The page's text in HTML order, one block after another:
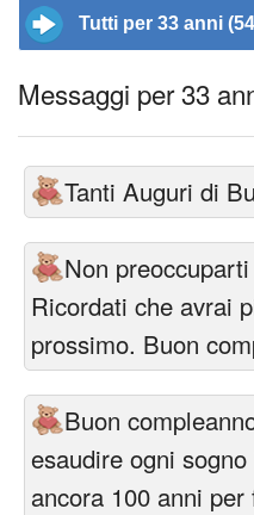
Tutti per 33 anni
Messaggi per 33
Tanti Auguri di
Non
Ricordati che avrai
prossimo. Buon
Buon
esaudire ogni
ancora 100 anni per